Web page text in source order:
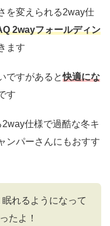
を変えられる2way仕
2wayフォールディン
ます
ですがあると快適にな
す
仕様で過酷な冬キ
ンパーさんにもおすす
れるようになって
たよ！